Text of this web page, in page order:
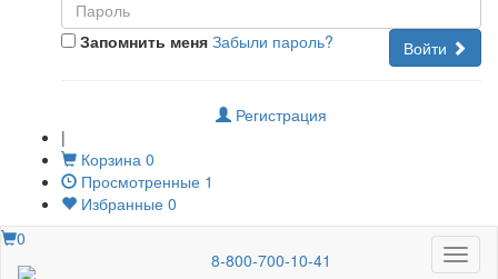
Запомнить меня Войти
Забыли пароль?
Регистрация
|
Корзина 0
Просмотренные 1
Избранные 0
Меню
0
8-800-700-10-41